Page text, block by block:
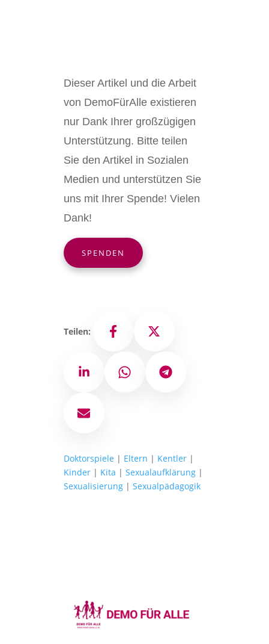
Dieser Artikel und die Arbeit
von DemoFürAlle existieren
nur Dank Ihrer großzügigen
Unterstützung. Bitte teilen
Sie den Artikel in Sozialen
Medien und unterstützen Sie
uns mit Ihrer Spende! Vielen
Dank!
SPENDEN
Teilen: Facebook X
LinkedIn WhatsAppTelegram
E-Mail
Doktorspiele | Eltern | Kentler|
Kinder| Kita | Sexualaufklärung|
Sexualisierung| Sexualpädagogik